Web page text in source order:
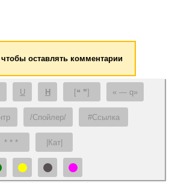
чтобы оставлять комментарии
U H [❝ ❞] — q
/Спойлер/ #Ссылка
* * * |Кат|